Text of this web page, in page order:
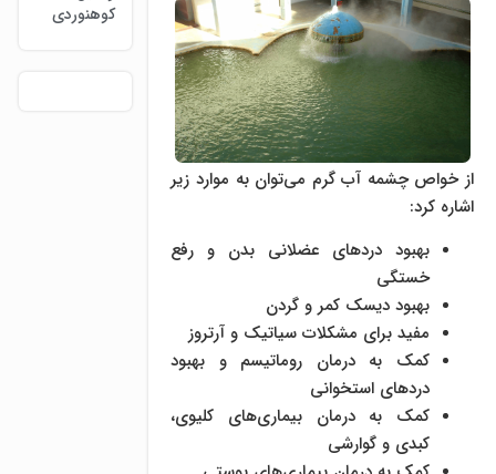
از خواص چشمه آب گرم می‌توان به موارد زیر
اشاره کرد:
بهبود دردهای عضلانی بدن و رفع
خستگی
بهبود دیسک کمر و گردن
مفید برای مشکلات سیاتیک و آرتروز
کمک به درمان روماتیسم و بهبود
دردهای استخوانی
کمک به درمان بیماری‌های کلیوی،
کبدی و گوارشی
کوهنوردی